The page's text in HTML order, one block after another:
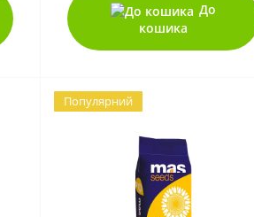
До
кошика
Популярний